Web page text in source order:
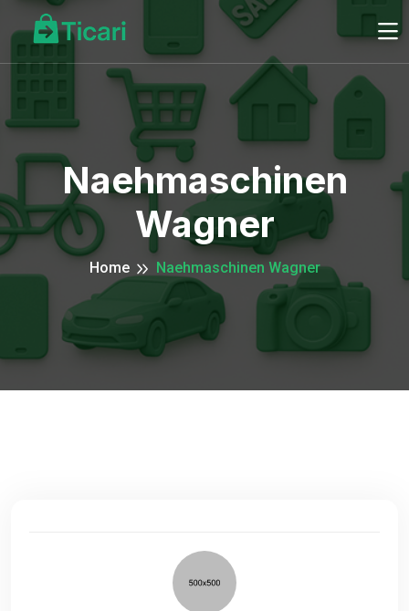
Naehmaschinen
Wagner
Home Naehmaschinen Wagner